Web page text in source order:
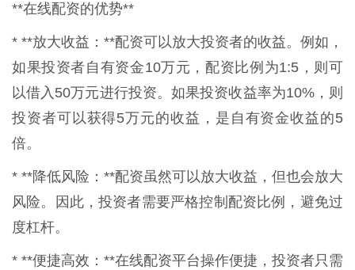
**在线配资的优势**
* **放大收益：**配资可以放大投资者的收益。例如，
如果投资者自有资金10万元，配资比例为1:5，则可
以借入50万元进行投资。如果投资收益率为10%，则
投资者可以获得5万元的收益，是自有资金收益的5
倍。
* **降低风险：**配资虽然可以放大收益，但也会放大
风险。因此，投资者需要严格控制配资比例，避免过
度杠杆。
* **便捷高效：**在线配资平台操作便捷，投资者只需